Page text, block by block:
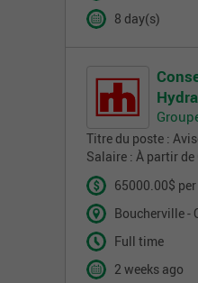
8 day(s)
Titre du poste :
Salaire : À partir de
65000.00$
Boucherville -
Full time
2 weeks ago